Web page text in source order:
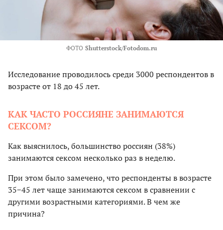
ФОТО Shutterstock/Fotodom.ru
Исследование проводилось среди 3000 респондентов в
возрасте от 18 до 45 лет.
КАК ЧАСТО РОССИЯНЕ ЗАНИМАЮТСЯ
СЕКСОМ?
Как выяснилось, большинство россиян (38%)
занимаются сексом несколько раз в неделю.
При этом было замечено, что респонденты в возрасте
35−45 лет чаще занимаются сексом в сравнении с
другими возрастными категориями. В чем же
причина?